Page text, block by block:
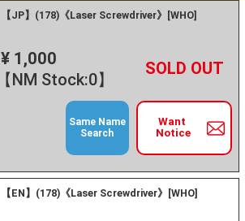
【JP】(178)《Laser Screwdriver》[WHO]
¥ 1,000
【NM Stock:0】
－ +
Want
Notice
Same Name
Search
【EN】(178)《Laser Screwdriver》[WHO]